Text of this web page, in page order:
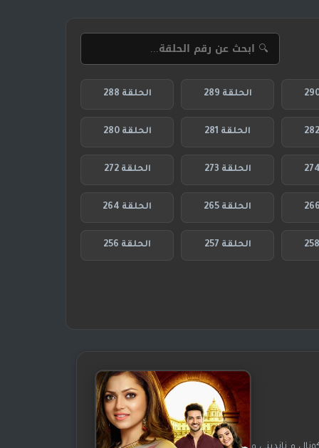
الحلقة 289 الحلقة 288
الحلقة 281 الحلقة 280
الحلقة 273 الحلقة 272
الحلقة 265 الحلقة 264
الحلقة 257 الحلقة 256